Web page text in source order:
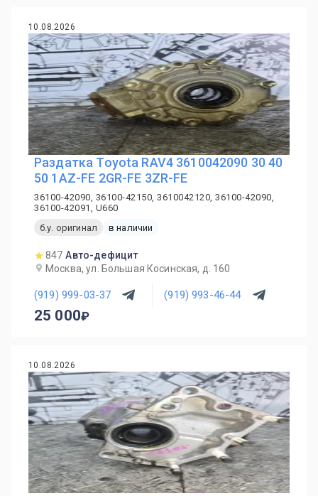
10.08.2026
Раздатка Toyota RAV4 3610042090 30 40
50 1AZ-FE 2GR-FE 3ZR-FE
36100-42090, 36100-42150, 3610042120, 36100-42090,
36100-42091, U660
б.у. оригинал
в наличии
847 Авто-дефицит
Москва, ул. Большая Косинская, д. 160
(919) 999-03-37 (919) 993-46-44
25 000
10.08.2026